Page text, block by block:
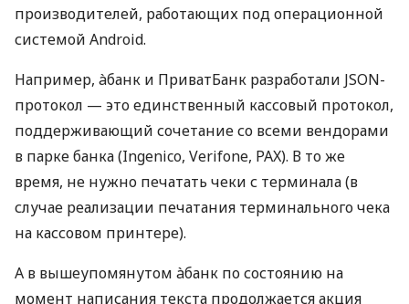
производителей, работающих под операционной
системой Android.
Например, àбанк и ПриватБанк разработали JSON-
протокол — это единственный кассовый протокол,
поддерживающий сочетание со всеми вендорами
в парке банка (Ingenico, Verifone, PAX). В то же
время, не нужно печатать чеки с терминала (в
случае реализации печатания терминального чека
на кассовом принтере).
А в вышеупомянутом àбанк по состоянию на
момент написания текста продолжается акция